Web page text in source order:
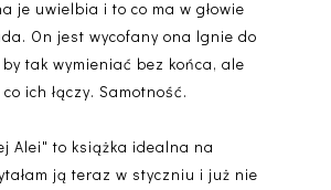
je uwielbia i to co ma w głowie
On jest wycofany ona lgnie do
tak wymieniać bez końca, ale
ich łączy. Samotność.
Alei" to książka idealna na
ją teraz w styczniu i już nie